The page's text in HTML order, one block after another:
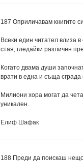
187 Оприличавам книгите
Всеки един читател влиза
стая, гледайки различен
Когато двама души
врати в една и съща
Милиони хора могат да
уникален.
Елиф Шафак
188 Преди да поискаш